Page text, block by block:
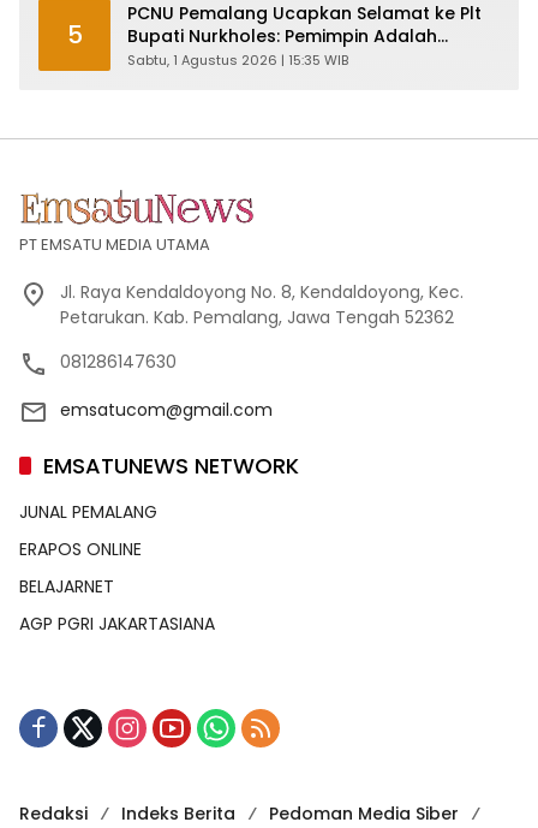
5
PCNU Pemalang Ucapkan Selamat ke Plt
Bupati Nurkholes: Pemimpin Adalah
Pelayan Rakyat!
Sabtu, 1 Agustus 2026 | 15:35 WIB
PT EMSATU MEDIA UTAMA
Jl. Raya Kendaldoyong No. 8, Kendaldoyong, Kec.
Petarukan. Kab. Pemalang, Jawa Tengah 52362
081286147630
emsatucom@gmail.com
EMSATUNEWS NETWORK
JUNAL PEMALANG
ERAPOS ONLINE
BELAJARNET
AGP PGRI JAKARTASIANA
Redaksi Indeks Berita Pedoman Media Siber